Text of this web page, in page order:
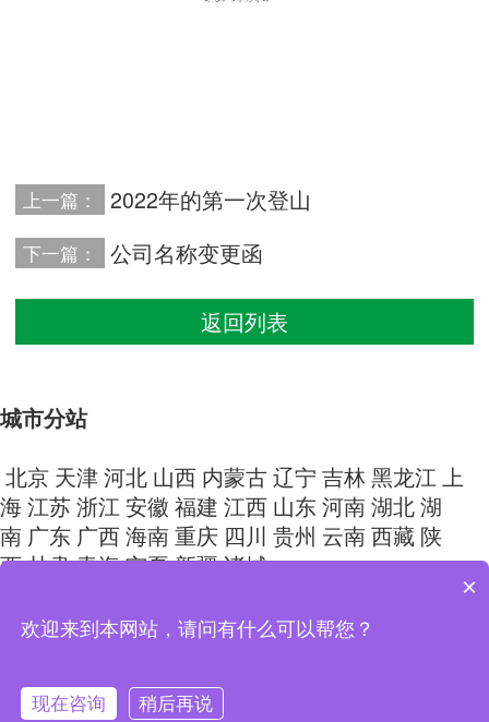
上一篇： 2022年的第一次登山
下一篇： 公司名称变更函
返回列表
城市分站
北京 天津河北 山西 内蒙古辽宁 吉林黑龙江 上
海江苏浙江 安徽 福建 江西 山东河南湖北湖
南 广东 广西海南重庆 四川 贵州 云南西藏 陕
西甘肃青海宁夏新疆诸城
Copyright © 2024 山东尚清环保科技有限公司 All Rights
Reserved.鲁ICP备15026283号-9
×
欢迎来到本网站，请问有什么可以帮您？
现在咨询 稍后再说